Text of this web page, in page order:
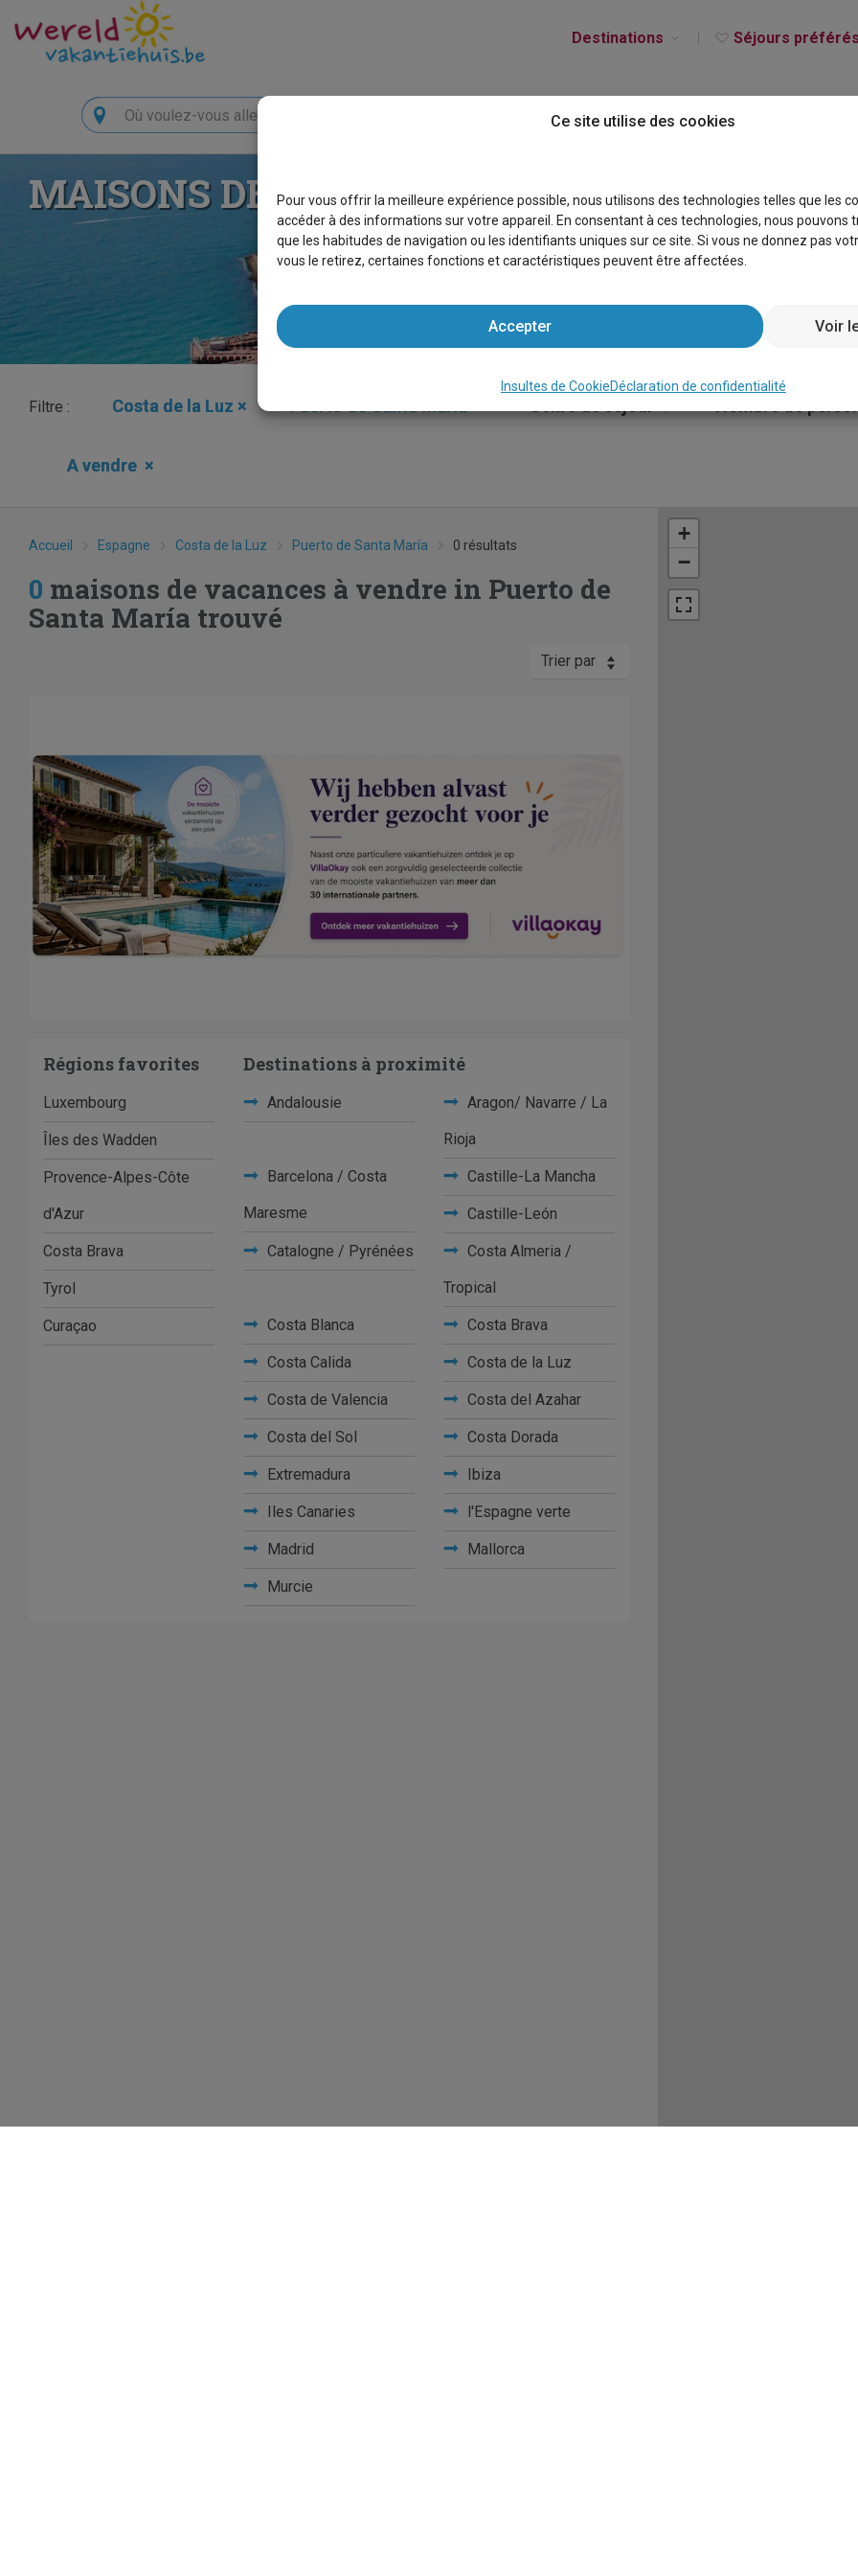
Destinations Séjours préférés
Chercher
MAISONS DE VACANCES À VENDRE
Filtre : Costa de la Luz ×
A vendre ×
Accueil Espagne Costa de la Luz Puerto de Santa María 0 résultats
0 maisons de vacances à vendre in Puerto de
Santa María trouvé
Trier par
Régions favorites
Luxembourg
Îles des Wadden
Provence-Alpes-Côte
d'Azur
Costa Brava
Tyrol
Curaçao
Destinations à proximité
Andalousie
Aragon/ Navarre / La
Rioja
Barcelona / Costa
Maresme
Castille-La Mancha
Castille-León
Catalogne / Pyrénées
Costa Almeria /
Tropical
Costa Blanca Costa Brava
Costa Calida Costa de la Luz
Costa de Valencia Costa del Azahar
Costa del Sol Costa Dorada
Extremadura Ibiza
Iles Canaries l'Espagne verte
Madrid Mallorca
Murcie
+
−
Ce site utilise des cookies
Pour vous offrir la meilleure expérience possible, nous utilisons des technologies telles que les
accéder à des informations sur votre appareil. En consentant à ces technologies, nous pouvons
que les habitudes de navigation ou les identifiants uniques sur ce site. Si vous ne donnez pas
vous le retirez, certaines fonctions et caractéristiques peuvent être affectées.
Accepter Voir
Insultes de CookieDéclaration de confidentialité